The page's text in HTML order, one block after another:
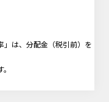
は、分配金（税引前）を